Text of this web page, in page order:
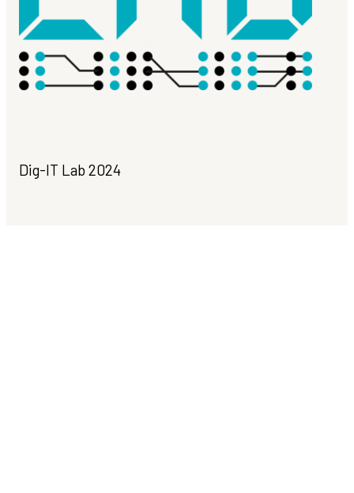
Dig-IT Lab 2024